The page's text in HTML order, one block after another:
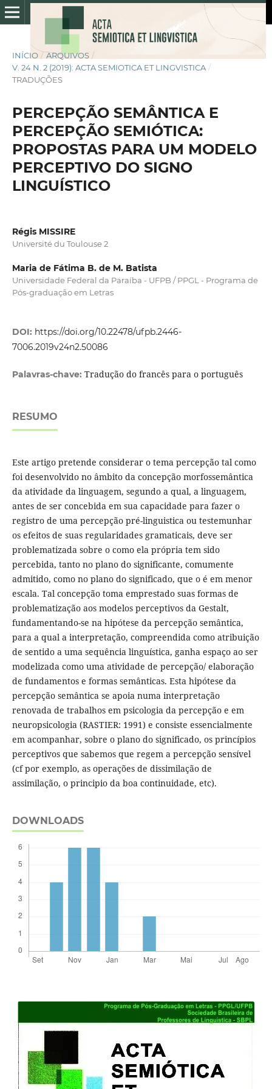
INÍCIO / ARQUIVOS /
V. 24 N. 2 (2019): ACTA SEMIOTICA ET LINGVISTICA /
TRADUÇÕES
PERCEPÇÃO SEMÂNTICA E
PERCEPÇÃO SEMIÓTICA:
PROPOSTAS PARA UM MODELO
PERCEPTIVO DO SIGNO
LINGUÍSTICO
Régis MISSIRE
Université du Toulouse 2
Maria de Fátima B. de M. Batista
Universidade Federal da Paraíba - UFPB / PPGL - Programa de
Pós-graduação em Letras
DOI: https://doi.org/10.22478/ufpb.2446-
7006.2019v24n2.50086
Palavras-chave: Tradução do francês para o português
RESUMO
Este artigo pretende considerar o tema percepção tal como
foi desenvolvido no âmbito da concepção morfossemântica
da atividade da linguagem, segundo a qual, a linguagem,
antes de ser concebida em sua capacidade para fazer o
registro de uma percepção pré-linguistica ou testemunhar
os efeitos de suas regularidades gramaticais, deve ser
problematizada sobre o como ela própria tem sido
percebida, tanto no plano do significante, comumente
admitido, como no plano do significado, que o é em menor
escala. Tal concepção toma emprestado suas formas de
problematização aos modelos perceptivos da Gestalt,
fundamentando-se na hipótese da percepção semântica,
para a qual a interpretação, compreendida como atribuição
de sentido a uma sequência linguística, ganha espaço ao ser
modelizada como uma atividade de percepção/ elaboração
de fundamentos e formas semânticas. Esta hipótese da
percepção semântica se apoia numa interpretação
renovada de trabalhos em psicologia da percepção e em
neuropsicologia (RASTIER: 1991) e consiste essencialmente
em acompanhar, sobre o plano do significado, os princípios
perceptivos que sabemos que regem a percepção sensível
(cf por exemplo, as operações de dissimilação de
assimilação, o principio da boa continuidade, etc).
DOWNLOADS